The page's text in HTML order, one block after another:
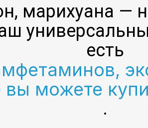
марихуана —
есть
вы можете
.